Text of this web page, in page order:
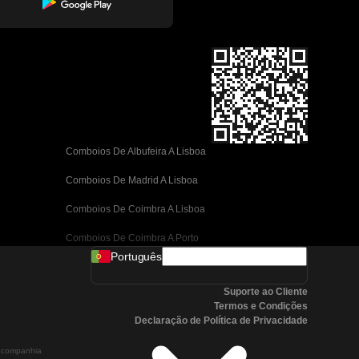
Comboios De Albufeira A Lisboa
Comboios De Madrid A Lisboa
Comboios De Coimbra A Lisboa
Comboios De Coimbra A Porto
Comboios De Valência A Barcelona
Comboios De Málaga A Barcelona
Comboios De Málaga A Madrid
Português
Suporte ao Cliente
Termos e Condições
Declaração de Política de Privacidade